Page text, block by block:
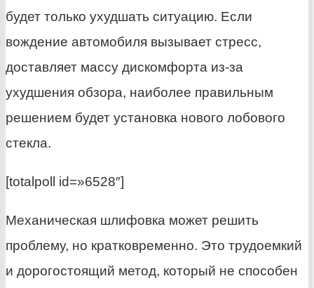
будет только ухудшать ситуацию. Если
вождение автомобиля вызывает стресс,
доставляет массу дискомфорта из-за
ухудшения обзора, наиболее правильным
решением будет установка нового лобового
стекла.
[totalpoll id=»6528″]
Механическая шлифовка может решить
проблему, но кратковременно. Это трудоемкий
и дорогостоящий метод, который не способен